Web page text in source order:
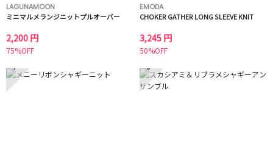
LAGUNAMOON
ミニマルメランジニットプルオーバー
2,200 円
75%OFF
EMODA
CHOKER GATHER LONG SLEEVE KNIT
3,245 円
50%OFF
7 8